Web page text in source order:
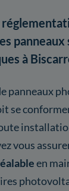
panneaux
à
panneaux
se
vous
en